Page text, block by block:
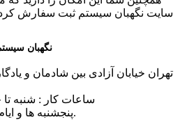
سایت نگهبان سیستم ثبت سفارش
نگهبان
تهران خیابان آزادی بین شادمان و
پنجشنبه ها و ایام تعطیل شرکت تعطیل است.